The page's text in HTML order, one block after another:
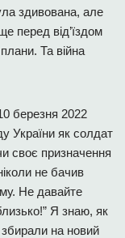
здивована, але
перед від’їздом
Та війна
березня 2022
України як солдат
своє призначення
не бачив
Не давайте
Я знаю, як
на новий